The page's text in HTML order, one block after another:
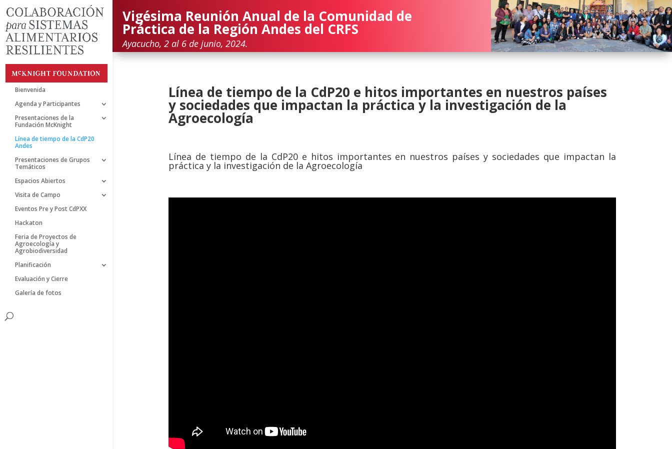
Bienvenida
Agenda y Participantes
Presentaciones de la
Fundación McKnight
Línea de tiempo de la CdP20
Andes
Presentaciones de Grupos
Temáticos
Espacios Abiertos
Visita de Campo
Eventos Pre y Post CdPXX
Hackaton
Feria de Proyectos de
Agroecología y
Agrobiodiversidad
Planificación
Evaluación y Cierre
Galería de fotos
Vigésima Reunión Anual de la Comunidad de
Práctica de la Región Andes del CRFS
Ayacucho, 2 al 6 de junio, 2024.
Línea de tiempo de la CdP20 e hitos importantes en nuestros países
y sociedades que impactan la práctica y la investigación de la
Agroecología
Línea de tiempo de la CdP20 e hitos importantes en nuestros países y sociedades que impactan la
práctica y la investigación de la Agroecología